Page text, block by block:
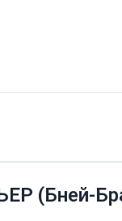
(Бней-